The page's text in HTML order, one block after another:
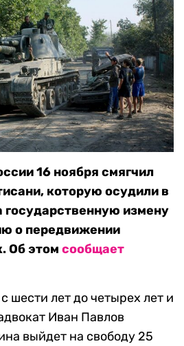
16 ноября смягчил
которую осудили в
государственную измену
о передвижении
Об этом сообщает
шести лет до четырех лет и
Иван Павлов
выйдет на свободу 25